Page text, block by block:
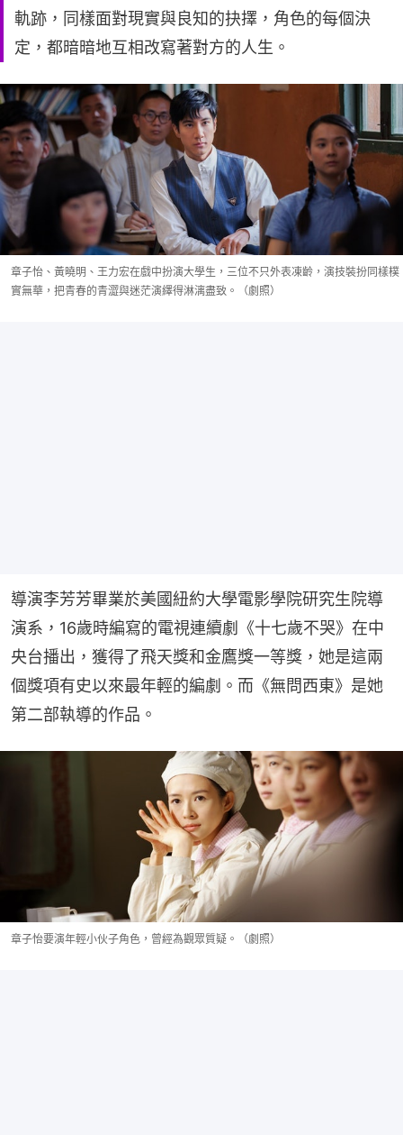
軌跡，同樣面對現實與良知的抉擇，角色的每個決
定，都暗暗地互相改寫著對方的人生。
章子怡、黃曉明、王力宏在戲中扮演大學生，三位不只外表凍齡，演技裝扮同樣樸
實無華，把青春的青澀與迷茫演繹得淋漓盡致。（劇照）
導演李芳芳畢業於美國紐約大學電影學院研究生院導
演系，16歲時編寫的電視連續劇《十七歲不哭》在中
央台播出，獲得了飛天獎和金鷹獎一等獎，她是這兩
個獎項有史以來最年輕的編劇。而《無問西東》是她
第二部執導的作品。
章子怡要演年輕小伙子角色，曾經為觀眾質疑。（劇照）